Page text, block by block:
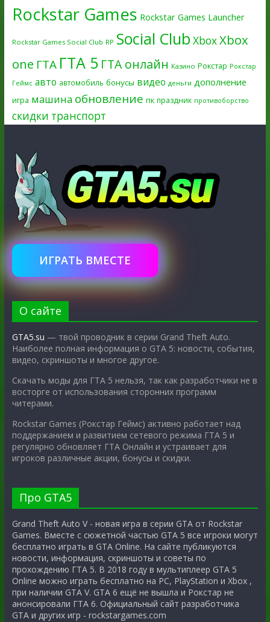
Rockstar Games Rockstar Games Launcher
Rockstar Games Social Club RP Social Club XboxXbox
one ГТА ГТА 5 ГТА онлайн Казино Рокстар Рокстар
Геймс авто автомобиль бонусы видео деньги дополнение
игра машина обновление пк праздник противоборство
скидки транспорт
ИГРАТЬ ВМЕСТЕ
О сайте
GTA5.su — твой проводник в серии Grand Theft Auto.
Наиболее полная информация о GTA 5: новости, события,
видео, скриншоты и многое другое.
Скачать моды для ГТА 5 нельзя, так как разработчики не в
восторге от использования сторонних программ
читерами.
Rockstar Games (Рокстар Геймс) активно работает над
поддержанием и развитием сетевого режима ГТА 5 и
регулярно обновляет ГТА Онлайн и устраивает для
игроков различные акции, бонусы и скидки.
Про GTA5
Grand Theft Auto V - новая игра в серии GTA от Rockstar
Games. Вместе с сюжетной частью GTA 5 все игроки могут
бесплатно играть в GTA Online. На сайте публикуются
новости, информация, скриншоты и советы по
прохождению ГТА 5. В 2018 году в мультиплеер GTA 5
Online можно играть бесплатно на PC, PlayStation и Xbox ,
при наличии GTA V. GTA 6 ещё не вышла и Рокстар не
анонсировали ГТА 6. Официальный сайт разработчика
GTA и других игр - rockstargames.com